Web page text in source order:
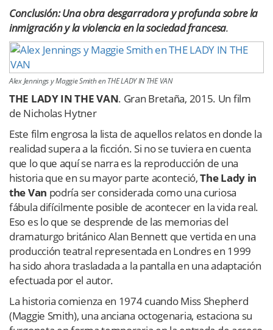
Conclusión: Una obra desgarradora y profunda sobre la
inmigración y la violencia en la sociedad francesa.
Alex Jennings y Maggie Smith en THE LADY IN THE VAN
THE LADY IN THE VAN. Gran Bretaña, 2015. Un film
de Nicholas Hytner
Este film engrosa la lista de aquellos relatos en donde la
realidad supera a la ficción. Si no se tuviera en cuenta
que lo que aquí se narra es la reproducción de una
historia que en su mayor parte aconteció,The Lady in
the Van podría ser considerada como una curiosa
fábula difícilmente posible de acontecer en la vida real.
Eso es lo que se desprende de las memorias del
dramaturgo británico Alan Bennett que vertida en una
producción teatral representada en Londres en 1999
ha sido ahora trasladada a la pantalla en una adaptación
efectuada por el autor.
La historia comienza en 1974 cuando Miss Shepherd
(Maggie Smith), una anciana octogenaria, estaciona su